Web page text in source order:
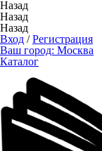
Назад
Назад
Назад
Вход /Регистрация
Ваш город: Москва
Каталог